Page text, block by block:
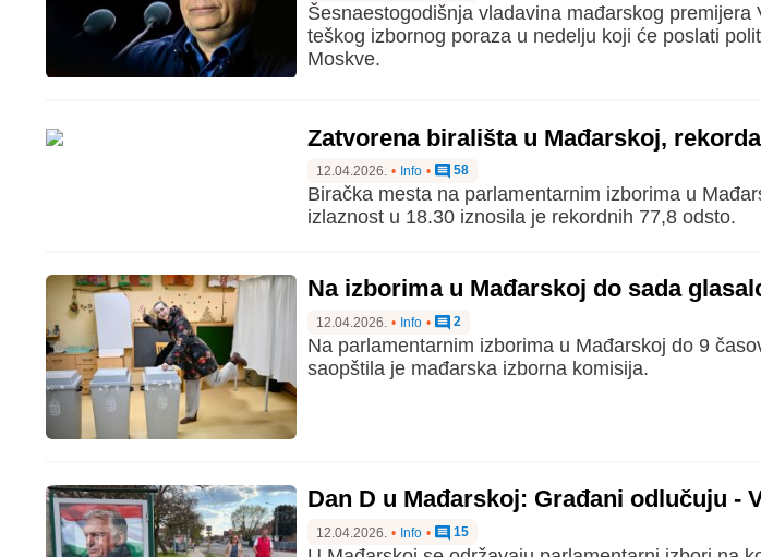
Šesnaestogodišnja vladavina mađarskog
teškog izbornog poraza u nedelju koji će poslati
Moskve.
Zatvorena birališta u Mađarskoj,
12.04.2026. • Info • 58
Biračka mesta na parlamentarnim izborima u
izlaznost u 18.30 iznosila je rekordnih 77,8 odsto.
Na izborima u Mađarskoj do sada
12.04.2026. • Info • 2
Na parlamentarnim izborima u Mađarskoj do 9
saopštila je mađarska izborna komisija.
Dan D u Mađarskoj: Građani odlučuju -
12.04.2026. • Info • 15